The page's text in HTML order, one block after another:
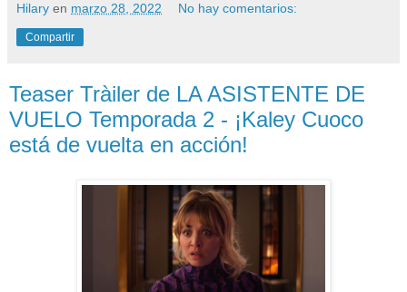
Hilary en marzo 28, 2022 No hay comentarios:
Compartir
Teaser Tràiler de LA ASISTENTE DE
VUELO Temporada 2 - ¡Kaley Cuoco
está de vuelta en acción!